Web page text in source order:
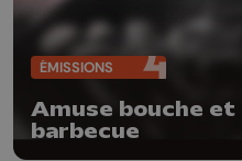
ÉMISSIONS
Amuse bouche
barbecue